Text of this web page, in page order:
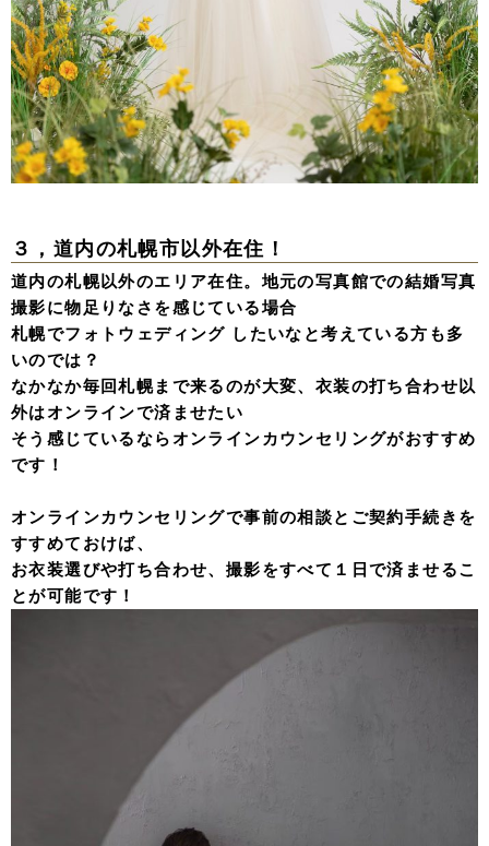
３，道内の札幌市以外在住！
道内の札幌以外のエリア在住。地元の写真館での結婚写真
撮影に物足りなさを感じている場合
札幌でフォトウェディング したいなと考えている方も多
いのでは？
なかなか毎回札幌まで来るのが大変、衣装の打ち合わせ以
外はオンラインで済ませたい
そう感じているならオンラインカウンセリングがおすすめ
です！
オンラインカウンセリングで事前の相談とご契約手続きを
すすめておけば、
お衣装選びや打ち合わせ、撮影をすべて１日で済ませるこ
とが可能です！